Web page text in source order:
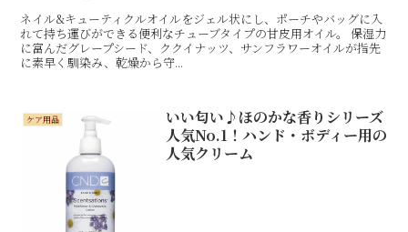
ネイル&キューティクルオイルをジェル状にし、ポーチやバッグに入
れて持ち運びができる便利なチューブタイプの甘皮用オイル。 保湿力
に富んだグレープシード、ククイナッツ、サンフラワーオイルが指先
に素早く馴染み、乾燥から守...
ケア用品
いい匂い♪ほのかな香りシリーズ
人気No.1！ハンド・ボディー用の
人気クリーム